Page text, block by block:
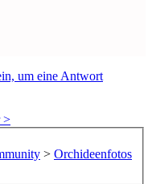
um eine Antwort
>
> Orchideenfotos